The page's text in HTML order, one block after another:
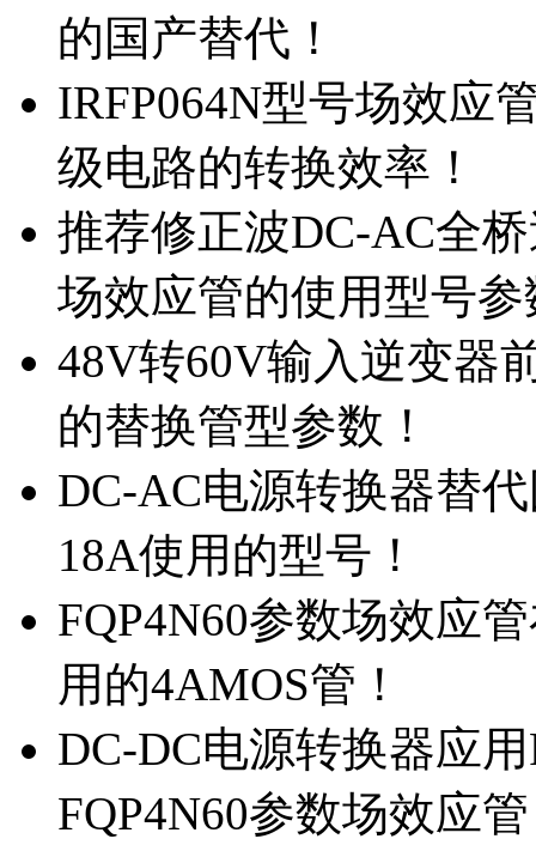
的国产替代！
IRFP064N型号场效应
级电路的转换效率！
推荐修正波DC-AC全
场效应管的使用型号参
48V转60V输入逆变器
的替换管型参数！
DC-AC电源转换器替
18A使用的型号！
FQP4N60参数场效应
用的4AMOS管！
DC-DC电源转换器应
FQP4N60参数场效应